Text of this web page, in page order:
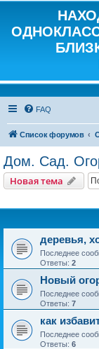
FAQ
Список форумов
Дом. Сад.
Новая тема
деревья,
Последнее
Ответы: 2
Новый
Последнее
Ответы: 7
как
Последнее
Ответы: 6